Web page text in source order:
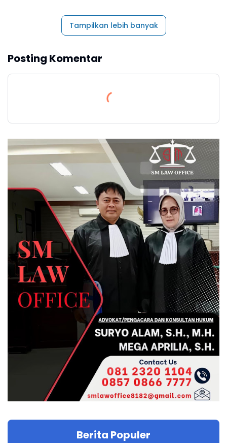
Tampilkan lebih banyak
Posting Komentar
Berita Populer